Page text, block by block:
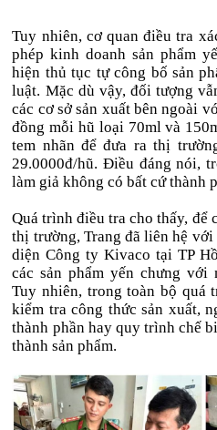
Tuy nhiên, cơ quan điều tra
phép kinh doanh sản phẩm
hiện thủ tục tự công bố sản
luật. Mặc dù vậy, đối tượng
các cơ sở sản xuất bên ngoài
đồng mỗi hũ loại 70ml và
tem nhãn để đưa ra thị
29.0000đ/hũ. Điều đáng nói,
làm giả không có bất cứ thành
Quá trình điều tra cho thấy, để
thị trường, Trang đã liên hệ
diện Công ty Kivaco tại TP
các sản phẩm yến chưng với
Tuy nhiên, trong toàn bộ quá
kiểm tra công thức sản xuất,
thành phần hay quy trình chế
thành sản phẩm.